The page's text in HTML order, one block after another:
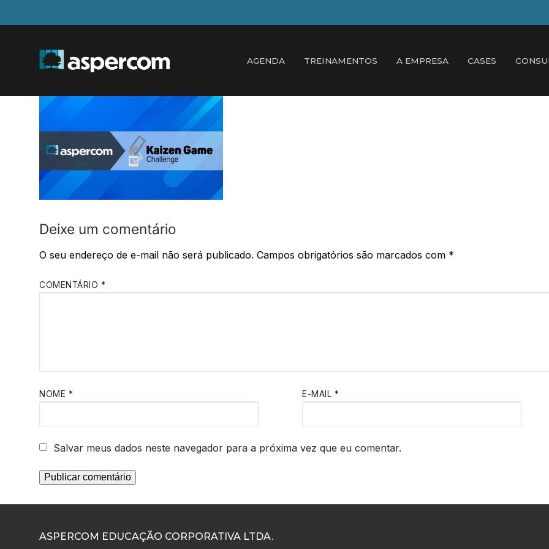
para
conteúdo
AGENDA TREINAMENTOS A EMPRESA CASES
Deixe um comentário
O seu endereço de e-mail não será publicado. Campos obrigatórios são marcados com *
COMENTÁRIO *
NOME * E-MAIL *
Salvar meus dados neste navegador para a próxima vez que eu comentar.
ASPERCOM EDUCAÇÃO CORPORATIVA LTDA.